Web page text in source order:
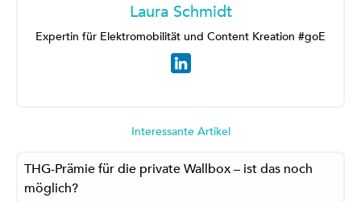
Laura Schmidt
Expertin für Elektromobilität und Content Kreation #goE
Interessante Artikel
THG-Prämie für die private Wallbox – ist das noch
möglich?